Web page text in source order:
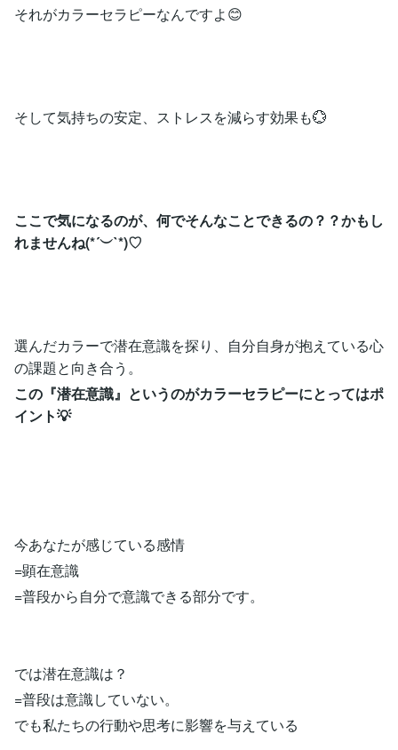
それがカラーセラピーなんですよ😊
そして気持ちの安定、ストレスを減らす効果も💮
ここで気になるのが、何でそんなことできるの？？かもし
れませんね(*´︶`*)♡
選んだカラーで潜在意識を探り、自分自身が抱えている心
の課題と向き合う。
この『潜在意識』というのがカラーセラピーにとってはポ
イント💡
今あなたが感じている感情
=顕在意識
=普段から自分で意識できる部分です。
では潜在意識は？
=普段は意識していない。
でも私たちの行動や思考に影響を与えている